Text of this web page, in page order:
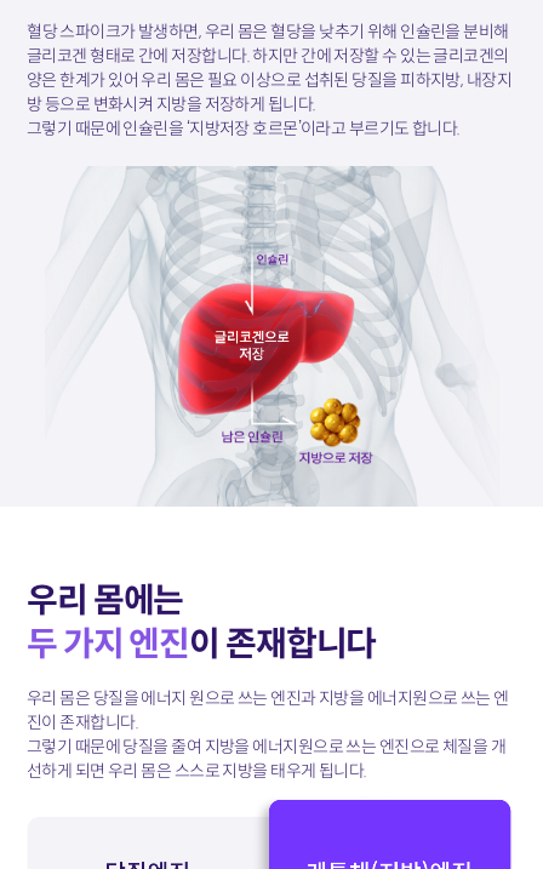
혈당 스파이크가 발생하면, 우리 몸은 혈당을 낮추기 위해 인슐린을 분비해
글리코겐 형태로 간에 저장합니다. 하지만 간에 저장할 수 있는 글리코겐의
양은 한계가 있어 우리 몸은 필요 이상으로 섭취된 당질을 피하지방, 내장지
방 등으로 변화시켜 지방을 저장하게 됩니다.
그렇기 때문에 인슐린을 ‘지방저장 호르몬’이라고 부르기도 합니다.
우리 몸에는
두 가지 엔진이 존재합니다
우리 몸은 당질을 에너지 원으로 쓰는 엔진과 지방을 에너지원으로 쓰는 엔
진이 존재합니다.
그렇기 때문에 당질을 줄여 지방을 에너지원으로 쓰는 엔진으로 체질을 개
선하게 되면 우리 몸은 스스로 지방을 태우게 됩니다.